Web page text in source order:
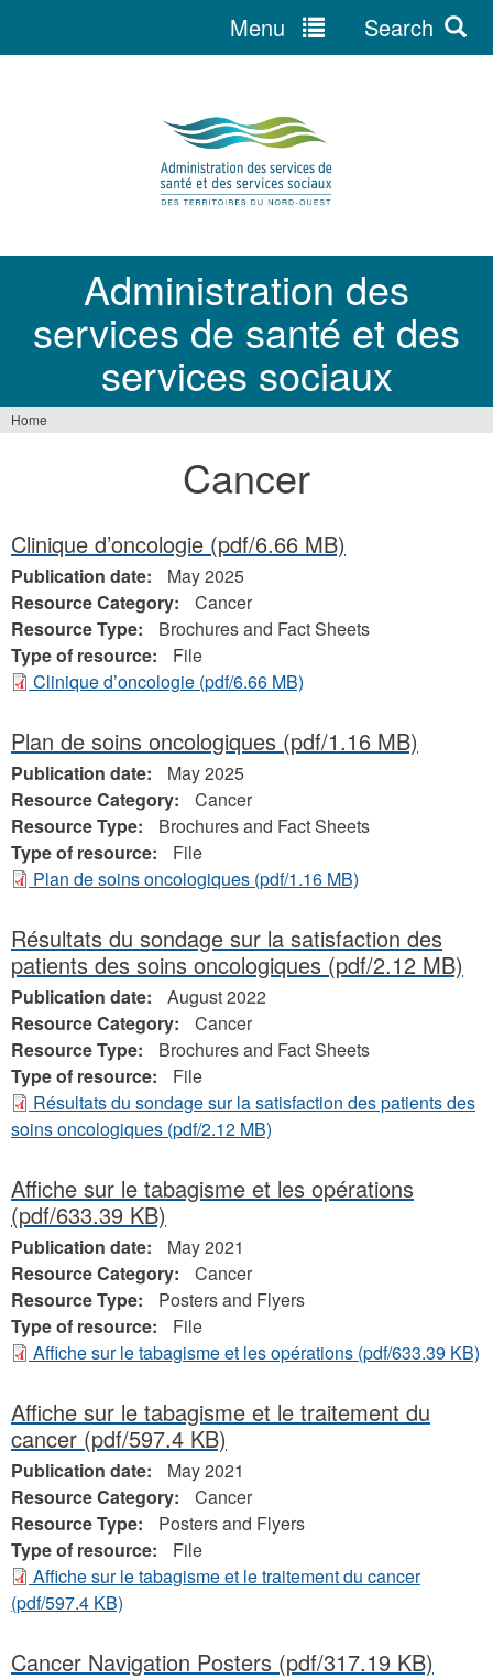
Administration des
services de santé et des
services sociaux
Menu Search
Home
Cancer
Clinique d’oncologie (pdf/6.66 MB)
Publication date:
May 2025
Resource Category:
Cancer
Resource Type:
Brochures and Fact Sheets
Type of resource:
File
Clinique d’oncologie (pdf/6.66 MB)
Plan de soins oncologiques (pdf/1.16 MB)
Publication date:
May 2025
Resource Category:
Cancer
Resource Type:
Brochures and Fact Sheets
Type of resource:
File
Plan de soins oncologiques (pdf/1.16 MB)
Résultats du sondage sur la satisfaction des
patients des soins oncologiques (pdf/2.12 MB)
Publication date:
August 2022
Resource Category:
Cancer
Resource Type:
Brochures and Fact Sheets
Type of resource:
File
Résultats du sondage sur la satisfaction des patients des
soins oncologiques (pdf/2.12 MB)
Affiche sur le tabagisme et les opérations
(pdf/633.39 KB)
Publication date:
May 2021
Resource Category:
Cancer
Resource Type:
Posters and Flyers
Type of resource:
File
Affiche sur le tabagisme et les opérations (pdf/633.39 KB)
Affiche sur le tabagisme et le traitement du
cancer (pdf/597.4 KB)
Publication date:
May 2021
Resource Category:
Cancer
Resource Type:
Posters and Flyers
Type of resource:
File
Affiche sur le tabagisme et le traitement du cancer
(pdf/597.4 KB)
Cancer Navigation Posters (pdf/317.19 KB)